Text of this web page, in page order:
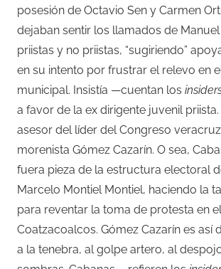
posesión de Octavio Sen y Carmen
dejaban sentir los llamados de Manuel
priistas y no priistas, “sugiriendo”
en su intento por frustrar el relevo en
municipal. Insistía —cuentan los
a favor de la ex dirigente juvenil priista.
asesor del líder del Congreso
morenista Gómez Cazarín. O sea,
fuera pieza de la estructura electoral
Marcelo Montiel Montiel, haciendo la
para reventar la toma de protesta en
Coatzacoalcos. Gómez Cazarín es así
a la tenebra, al golpe artero, al